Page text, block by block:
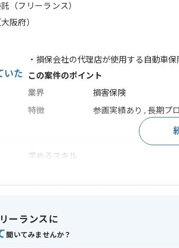
（フリーランス）
阪府）
いた
・損保会社の代理店が使用する自動車
この案件のポイント
業界
損害保険
特徴
参画実績あり , 長期プ
求めるスキル
・COBOLを用いた開発経験
・損保業界での参画経験
ーランスに
聞いてみませんか？